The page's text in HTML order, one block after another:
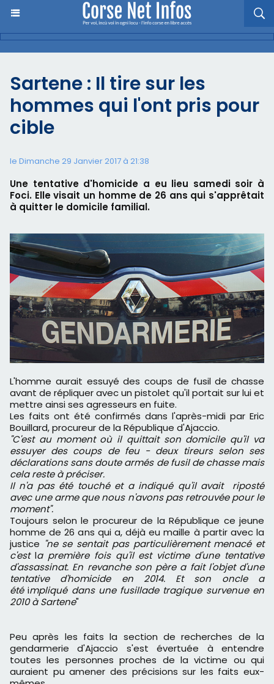
Sartene : Il tire sur les
hommes qui l'ont pris pour
cible
le Dimanche 29 Janvier 2017 à 21:38
Une tentative d'homicide a eu lieu samedi soir à
Foci. Elle visait un homme de 26 ans qui s'apprêtait
à quitter le domicile familial.
L'homme aurait essuyé des coups de fusil de chasse
avant de répliquer avec un pistolet qu'il portait sur lui et
mettre ainsi ses agresseurs en fuite.
Les faits ont été confirmés dans l'après-midi par Eric
Bouillard, procureur de la République d'Ajaccio.
"C'est au moment où il quittait son domicile qu'il va
essuyer des coups de feu - deux tireurs selon ses
déclarations sans doute armés de fusil de chasse mais
cela reste à préciser.
Il n'a pas été touché et a indiqué qu'il avait riposté
avec une arme que nous n'avons pas retrouvée pour le
moment".
Toujours selon le procureur de la République ce jeune
homme de 26 ans qui a, déjà eu maille à partir avec la
justice "ne se sentait pas particulièrement menacé et
c'est la première fois qu'il est victime d'une tentative
d'assassinat. En revanche son père a fait l'objet d'une
tentative d'homicide en 2014. Et son oncle a
étéimpliqué dans une fusillade tragique survenue en
2010 à Sartene"
Peu après les faits la section de recherches de la
gendarmerie d'Ajaccio s'est évertuée à entendre
toutes les personnes proches de la victime ou qui
auraient pu amener des précisions sur les faits eux-